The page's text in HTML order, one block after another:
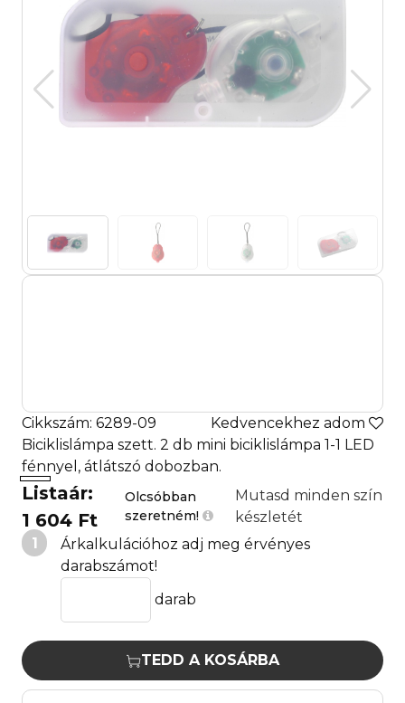
Cikkszám: 6289-09
Kedvencekhez adom
Biciklislámpa szett. 2 db mini biciklislámpa 1-1 LED
fénnyel, átlátszó dobozban.
Listaár:
1 604 Ft
Olcsóbban
szeretném!
Mutasd minden szín
készletét
1
Árkalkulációhoz adj meg érvényes
darabszámot!
darab
TEDD A KOSÁRBA